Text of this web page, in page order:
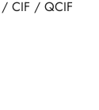
CIF / QCIF